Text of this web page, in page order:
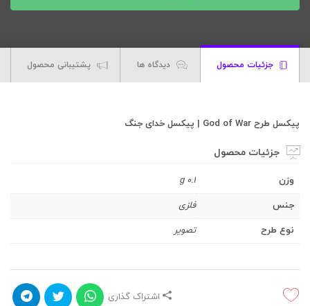
جزئیات محصول دیدگاه ها پشتیبانی محصول
پیکسل طرح God of War | پیکسل خدای جنگ
جزئیات محصول
وزن
0.1 g
جنس
فلزی
نوع طرح
تصویر
اشتراک گذاری